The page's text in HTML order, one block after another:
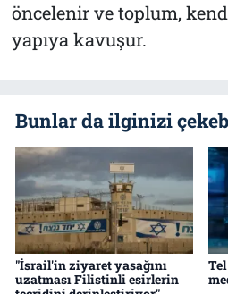
öncelenir ve toplum,
yapıya kavuşur.
Bunlar da ilginizi
"İsrail'in ziyaret yasağını
uzatması Filistinli esirlerin